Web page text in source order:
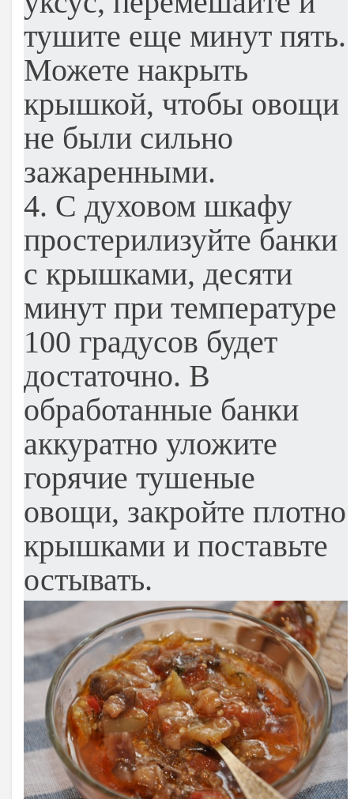
тушите еще минут пять.
Можете накрыть
крышкой, чтобы овощи
не были сильно
зажаренными.
4. С духовом шкафу
простерилизуйте банки
с крышками, десяти
минут при температуре
100 градусов будет
достаточно. В
обработанные банки
аккуратно уложите
горячие тушеные
овощи, закройте плотно
крышками и поставьте
остывать.